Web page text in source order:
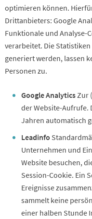
optimieren können.
Drittanbieters: Google
Funktionale und Analyse-
verarbeitet. Die
generiert werden, lassen
Personen zu.
Google AnalyticsZur
der Website-Aufrufe.
Jahren automatisch
Leadinfo
Unternehmen und
Website besuchen,
Session-Cookie. Ein
Ereignisse
sammelt keine
einer halben Stunde